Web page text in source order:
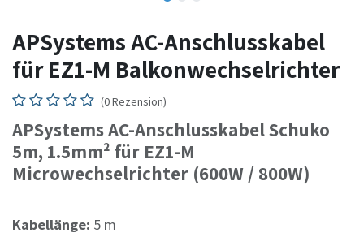
APSystems AC-Anschlusskabel
für EZ1-M Balkonwechselrichter
(0 Rezension)
APSystems AC-Anschlusskabel Schuko
5m, 1.5mm² für EZ1-M
Microwechselrichter (600W / 800W)
Kabellänge: 5 m